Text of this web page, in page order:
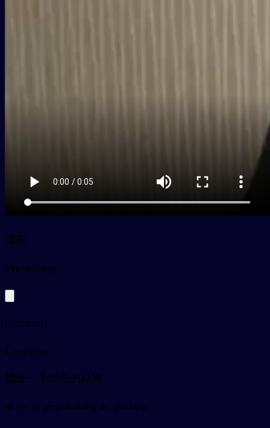
漂亮
pypiàoliang
beautiful
Exemples
她是一个漂亮的姑娘
tā shì yí gè piàoliang de gūniang